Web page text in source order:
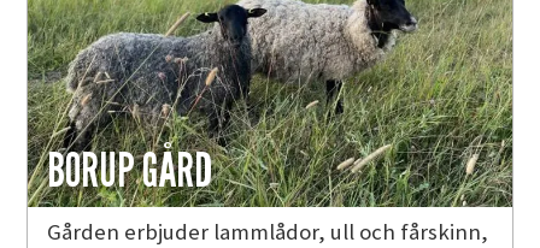
BORUP GÅRD
Gården erbjuder lammlådor, ull och fårskinn,